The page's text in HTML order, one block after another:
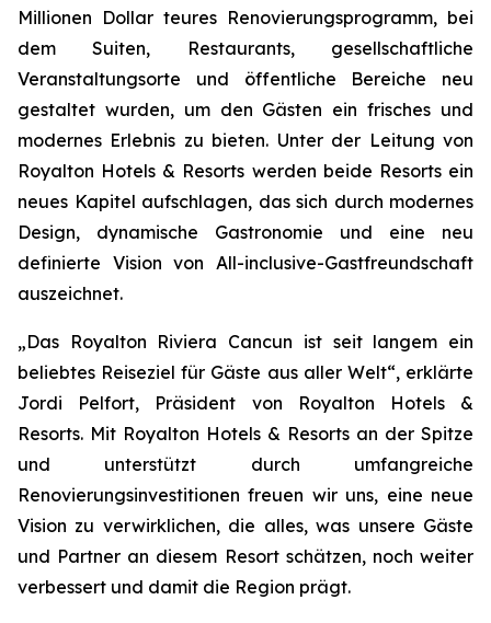
Millionen Dollar teures Renovierungsprogramm, bei
dem Suiten, Restaurants, gesellschaftliche
Veranstaltungsorte und öffentliche Bereiche neu
gestaltet wurden, um den Gästen ein frisches und
modernes Erlebnis zu bieten. Unter der Leitung von
Royalton Hotels & Resorts werden beide Resorts ein
neues Kapitel aufschlagen, das sich durch modernes
Design, dynamische Gastronomie und eine neu
definierte Vision von All-inclusive-Gastfreundschaft
auszeichnet.
„Das Royalton Riviera Cancun ist seit langem ein
beliebtes Reiseziel für Gäste aus aller Welt“, erklärte
Jordi Pelfort, Präsident von Royalton Hotels &
Resorts. Mit Royalton Hotels & Resorts an der Spitze
und unterstützt durch umfangreiche
Renovierungsinvestitionen freuen wir uns, eine neue
Vision zu verwirklichen, die alles, was unsere Gäste
und Partner an diesem Resort schätzen, noch weiter
verbessert und damit die Region prägt.